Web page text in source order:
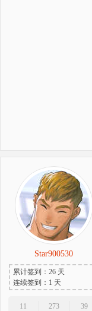
Star900530
累计签到：26 天
连续签到：1 天
11
273
39